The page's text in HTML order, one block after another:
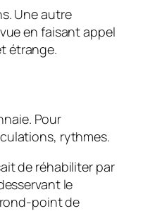
Une autre
en faisant appel
étrange.
Pour
rythmes.
de réhabiliter par
le
point de